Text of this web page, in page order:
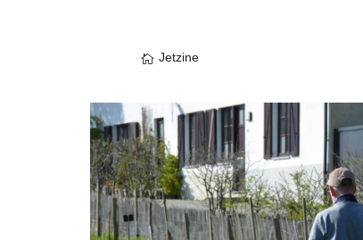
Jetzine